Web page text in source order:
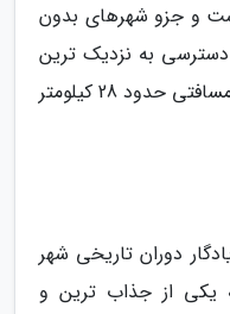
و جزو شهرهای بدون
به نزدیک ترین
ساحل به ساری یعنی خزرآباد باید مسافتی حدود 28 کیلومتر
دوران تاریخی شهر
یکی از جذاب ترین و